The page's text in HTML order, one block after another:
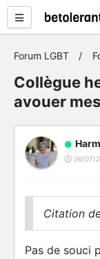
Forum LGBT
Collègue
avouer
26/07/
Citation
Pas de souci